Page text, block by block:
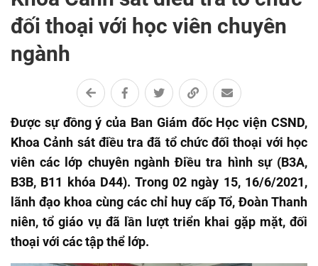
đối thoại với học viên chuyên
ngành
Được sự đồng ý của Ban Giám đốc Học viện CSND,
Khoa Cảnh sát điều tra đã tổ chức đối thoại với học
viên các lớp chuyên ngành Điều tra hình sự (B3A,
B3B, B11 khóa D44). Trong 02 ngày 15, 16/6/2021,
lãnh đạo khoa cùng các chỉ huy cấp Tổ, Đoàn Thanh
niên, tổ giáo vụ đã lần lượt triển khai gặp mặt, đối
thoại với các tập thể lớp.